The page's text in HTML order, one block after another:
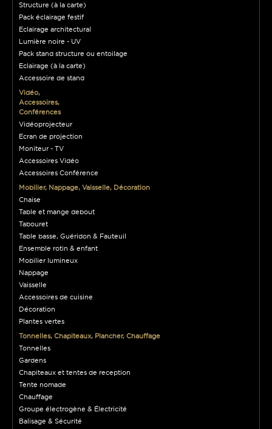
Structure (à la carte)
Pack éclairage festif
Eclairage architectural
Lumière noire - UV
Pack stand structure ou entoilage
Eclairage (à la carte)
Accessoire de stand
Vidéo,
Accessoires,
Conférences
Vidéoprojecteur
Ecran de projection
Moniteur - TV
Accessoires Vidéo
Accessoires Conférence
Mobilier, Nappage, Vaisselle, Décoration
Chaise
Table et mange debout
Tabouret
Table basse, Guéridon & Fauteuil
Ensemble rotin & enfant
Mobilier lumineux
Nappage
Vaisselle
Accessoires de cuisine
Décoration
Plantes vertes
Tonnelles, Chapiteaux, Plancher, Chauffage
Tonnelles
Gardens
Chapiteaux et tentes de reception
Tente nomade
Chauffage
Groupe électrogène & Électricité
Balisage & Sécurité